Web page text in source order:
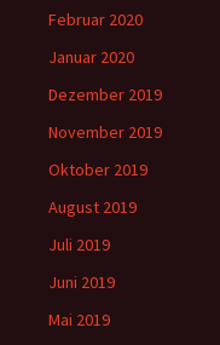
Februar 2020
Januar 2020
Dezember 2019
November 2019
Oktober 2019
August 2019
Juli 2019
Juni 2019
Mai 2019